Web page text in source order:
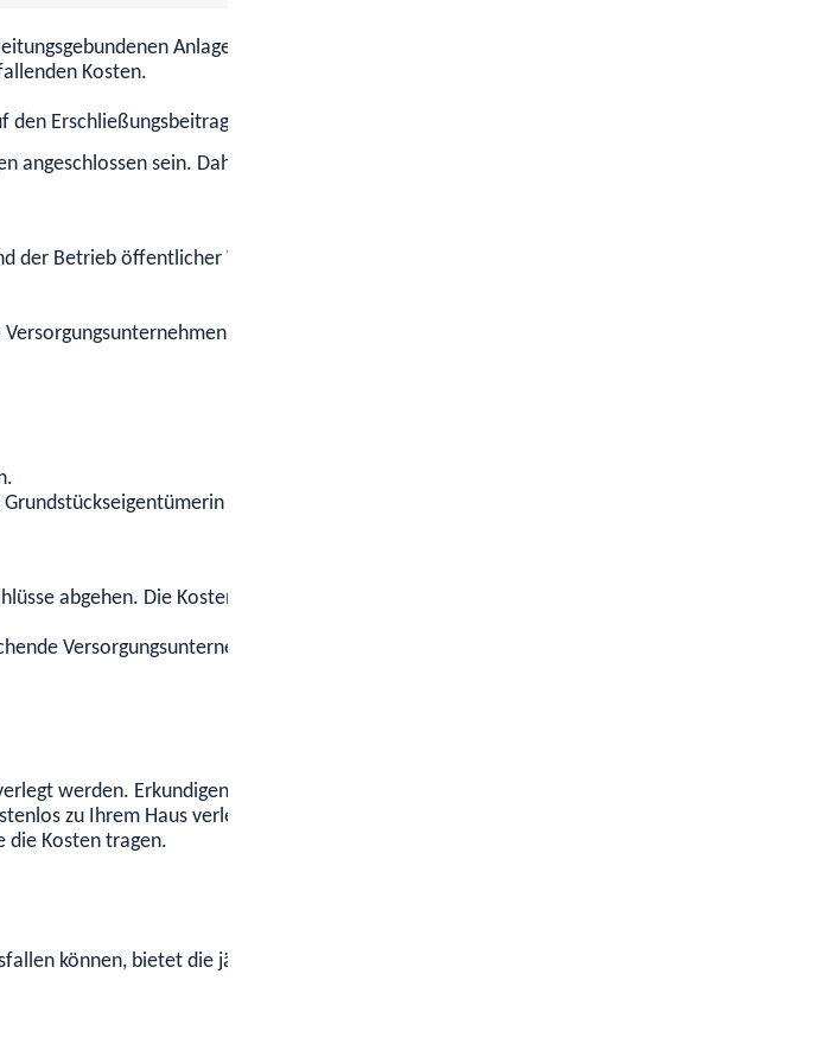
Anlagen (z.B. öffentliche Straßen, Wege, Parkflächen, Grün- und
Kosten.
Erschließungsbeitrag verlangen.
sein. Daher müssen Sie zusätzlich folgende Kosten einplanen:
Betrieb öffentlicher Wasserversorgungs- und Abwasseranlagen finanziert. Dazu
meist ein städtischer Tochterbetrieb oder die Gemeinde selbst,
tragen.
abgehen. Die Kosten der Erstellung einer Hauptleitung und die einzelnen Anschlüsse
Versorgungsunternehmen beziehen. Mit diesen schließen Sie einen individuellen
werden. Erkundigen Sie sich frühzeitig bei Ihrem Telefon- beziehungsweise
zu Ihrem Haus verlegt. Sie müssen nur die Kosten für die Anschlüsse im Gebäude
die Kosten tragen.
können, bietet die jährliche Abfallbilanz des Umweltministeriums Baden-